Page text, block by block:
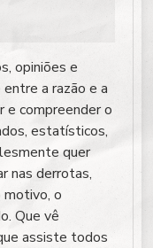
opiniões e
a razão e a
e compreender o
estatísticos,
quer
nas derrotas,
motivo, o
Que vê
assiste todos